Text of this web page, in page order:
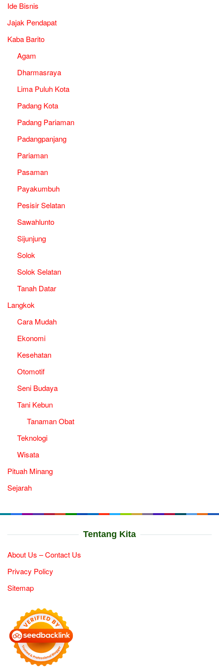
Ide Bisnis
Jajak Pendapat
Kaba Barito
Agam
Dharmasraya
Lima Puluh Kota
Padang Kota
Padang Pariaman
Padangpanjang
Pariaman
Pasaman
Payakumbuh
Pesisir Selatan
Sawahlunto
Sijunjung
Solok
Solok Selatan
Tanah Datar
Langkok
Cara Mudah
Ekonomi
Kesehatan
Otomotif
Seni Budaya
Tani Kebun
Tanaman Obat
Teknologi
Wisata
Pituah Minang
Sejarah
Tentang Kita
About Us – Contact Us
Privacy Policy
Sitemap